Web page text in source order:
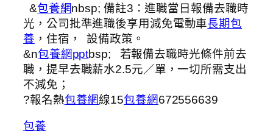
&包養網nbsp; 備註3：進職當日報備去職時
光，公司批準進職後享用減免電動車長期包
養 ，住宿， 設備政策。
&n包養網pptbsp; 若報備去職時光條件前去
職，提早去職薪水2.5元／單，一切所需支出
不減免；
?報名熱包養網線15包養網672556639
包養